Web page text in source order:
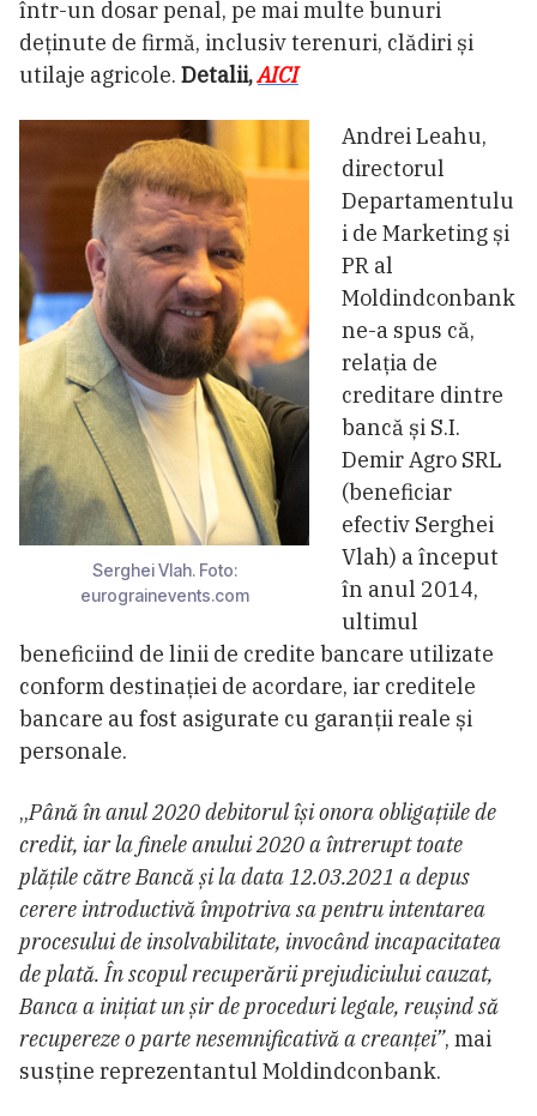
într-un dosar penal, pe mai multe bunuri
deținute de firmă, inclusiv terenuri, clădiri și
utilaje agricole. Detalii,AICI
Serghei Vlah. Foto:
eurograinevents.com
Andrei Leahu,
directorul
Departamentulu
i de Marketing și
PR al
Moldindconbank
ne-a spus că,
relația de
creditare dintre
bancă și S.I.
Demir Agro SRL
(beneficiar
efectiv Serghei
Vlah) a început
în anul 2014,
ultimul
beneficiind de linii de credite bancare utilizate
conform destinației de acordare, iar creditele
bancare au fost asigurate cu garanții reale și
personale.
„Până în anul 2020 debitorul își onora obligațiile de
credit, iar la finele anului 2020 a întrerupt toate
plățile către Bancă și la data 12.03.2021 a depus
cerere introductivă împotriva sa pentru intentarea
procesului de insolvabilitate, invocând incapacitatea
de plată. În scopul recuperării prejudiciului cauzat,
Banca a inițiat un șir de proceduri legale, reușind să
recupereze o parte nesemnificativă a creanței”, mai
susține reprezentantul Moldindconbank.